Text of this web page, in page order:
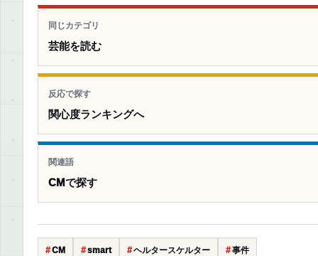
同じカテゴリ
芸能を読む
反応で探す
関心度ランキングへ
関連語
CMで探す
CM smart ヘルタースケルター 事件